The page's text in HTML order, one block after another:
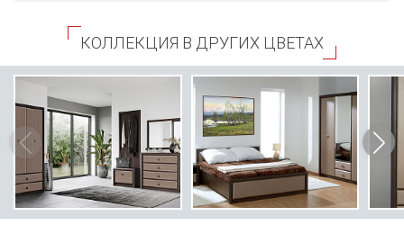
КОЛЛЕКЦИЯ В ДРУГИХ ЦВЕТАХ